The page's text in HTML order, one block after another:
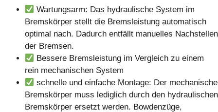
Wartungsarm: Das hydraulische System im
Bremskörper stellt die Bremsleistung automatisch
optimal nach. Dadurch entfällt manuelles Nachstellen
der Bremsen.
Bessere Bremsleistung im Vergleich zu einem
rein mechanischen System
schnelle und einfache Montage: Der mechanische
Bremskörper muss lediglich durch den hydraulischen
Bremskörper ersetzt werden. Bowdenzüge,